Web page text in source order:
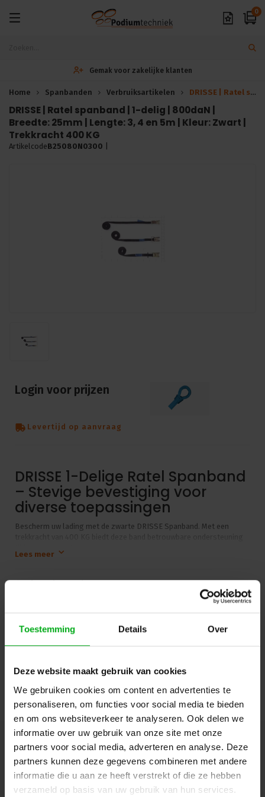
Toestemming Details Over
Deze website maakt gebruik van cookies
We gebruiken cookies om content en advertenties te
personaliseren, om functies voor social media te bieden
en om ons websiteverkeer te analyseren. Ook delen we
informatie over uw gebruik van onze site met onze
partners voor social media, adverteren en analyse. Deze
partners kunnen deze gegevens combineren met andere
informatie die u aan ze heeft verstrekt of die ze hebben
verzameld op basis van uw gebruik van hun services.
0
Gemak voor zakelijke klanten
Home Spanbanden Verbruiksartikelen DRISSE | Ratel spanband | 800daN | 25mm | 3, 4 en 5m | Zwart
DRISSE | Ratel spanband | 1-delig | 800daN |
Breedte: 25mm | Lengte: 3, 4 en 5m | Kleur: Zwart |
Trekkracht 400 KG
ArtikelcodeB25080N0300
Login voor prijzen
Levertijd op aanvraag
DRISSE 1-Delige Ratel Spanband
– Stevige bevestiging voor
diverse toepassingen
Bescherm uw lading met de zwarte DRISSE Spanband. Met een
Breedte: 25 mm
Gewicht: 0,25 kg
Kenmerken:
capaciteit
Lees meer
Maak een keuze:*
Beschrijving en specificaties Downloads
Hulp of advies nodig?Ons team staat graag voor
je klaar!